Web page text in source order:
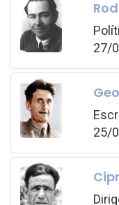
27/
25/